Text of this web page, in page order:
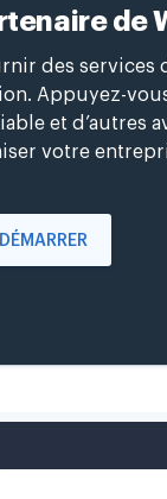
de
des services
Appuyez-
et d’autres
votre
DÉMARRER